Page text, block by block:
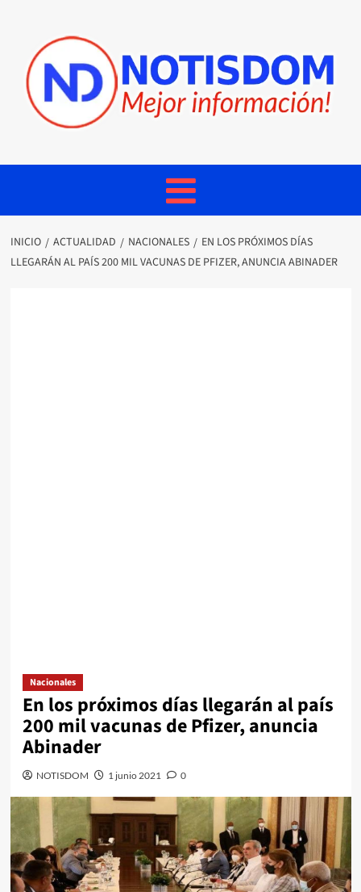
INICIO ACTUALIDAD NACIONALES
EN LOS PRÓXIMOS DÍAS
LLEGARÁN AL PAÍS 200 MIL VACUNAS DE PFIZER, ANUNCIA ABINADER
Nacionales
En los próximos días llegarán al país
200 mil vacunas de Pfizer, anuncia
Abinader
NOTISDOM 1 junio 2021 0